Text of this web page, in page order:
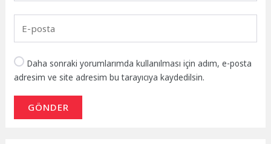
Daha sonraki yorumlarımda kullanılması için adım, e-posta
adresim ve site adresim bu tarayıcıya kaydedilsin.
GÖNDER